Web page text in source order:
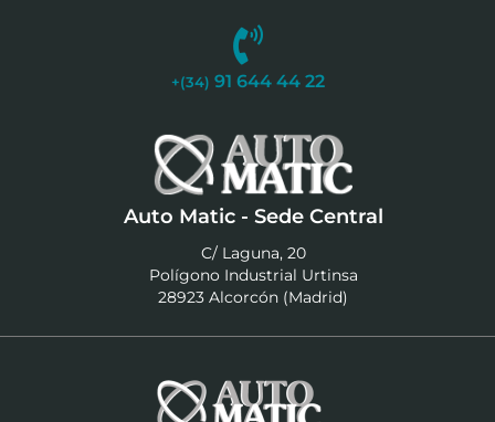
+(34) 91 644 44 22
Auto Matic - Sede Central
C/ Laguna, 20
Polígono Industrial Urtinsa
28923 Alcorcón (Madrid)